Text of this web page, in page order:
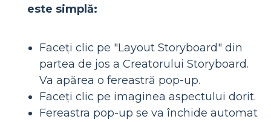
este simplă:
Faceți clic pe "Layout Storyboard" din
partea de jos a Creatorului Storyboard.
Va apărea o fereastră pop-up.
Faceți clic pe imaginea aspectului dorit.
Fereastra pop-up se va închide automat